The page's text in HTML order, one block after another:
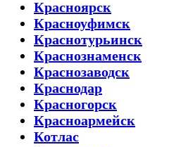
Красноярск
Красноуфимск
Краснотурьинск
Краснознаменск
Краснозаводск
Краснодар
Красногорск
Красноармейск
Котлас